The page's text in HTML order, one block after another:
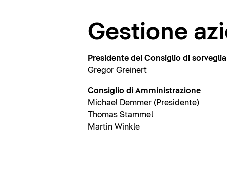
Gestione
Presidente del Consiglio di
Gregor Greinert
Consiglio di Amministrazione
Michael Demmer (Presidente)
Thomas Stammel
Martin Winkle